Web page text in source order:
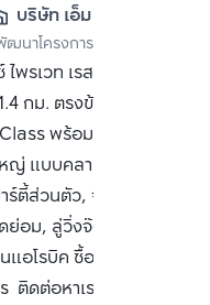
บริษัท เอ็ม เจ เอ ไอ
ดีเวลลอปเมนท์
จำกัด
ฒนาโครงการ
รเวท เรสซิเดนท์เซส)
ม. ตรงข้ามโรงเรียน
พร้อมพื้นที่ส่วน
แบบคลาสสิค สไตล์
ตี้ส่วนตัว, จากุซซี่, สนาม
อม, ลู่วิ่งจ๊อกกิ้ง, สนาม
โรบิค ซื้อ ขาย หรือ เช่า
ดต่อหาเรา Bangkok